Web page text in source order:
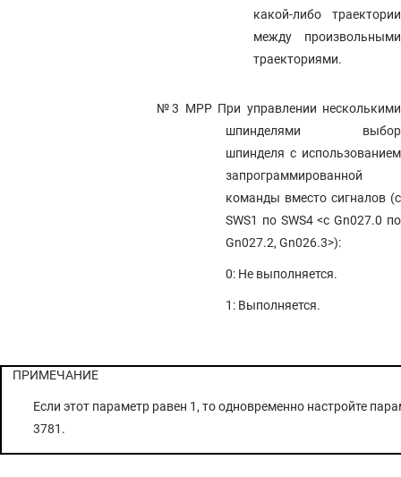
какой-либо траектории
между произвольными
траекториями.
№3 MPP При управлении несколькими
шпинделями выбор
шпинделя с использованием
запрограммированной
команды вместо сигналов (с
SWS1 по SWS4 <с Gn027.0 по
Gn027.2, Gn026.3>):
0: Не выполняется.
1: Выполняется.
ПРИМЕЧАНИЕ
Если этот параметр равен 1, то одновременно настройте
3781.